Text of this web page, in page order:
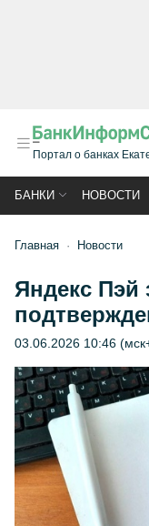
Портал о банках
БАНКИ НОВОСТИ
Главная Новости
Яндекс Пэй
03.06.2026 10:46